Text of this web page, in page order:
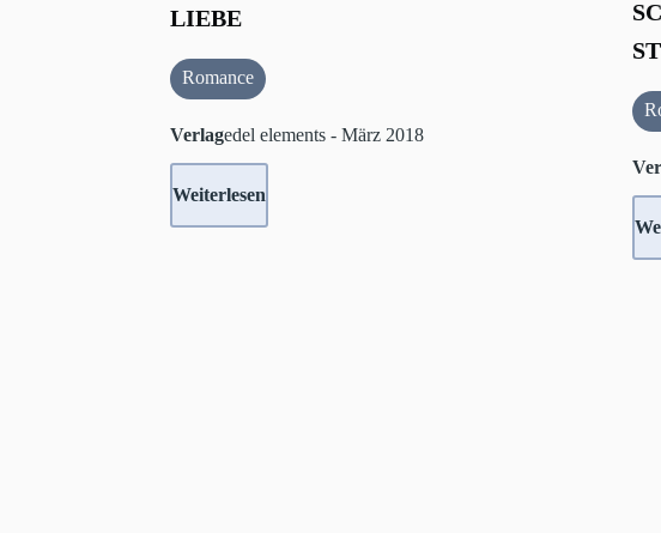
LIEBE
Romance
Verlagedel elements - März 2018
Weiterlesen